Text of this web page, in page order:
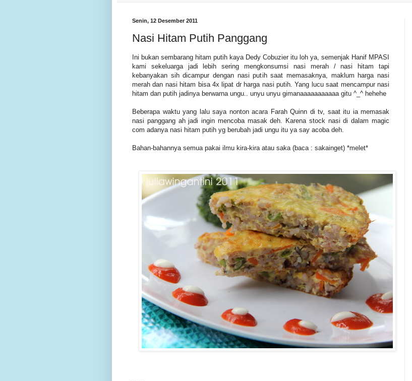
Senin, 12 Desember 2011
Nasi Hitam Putih Panggang
Ini bukan sembarang hitam putih kaya Dedy Cobuzier itu loh ya, semenjak Hanif MPASI
kami sekeluarga jadi lebih sering mengkonsumsi nasi merah / nasi hitam tapi
kebanyakan sih dicampur dengan nasi putih saat memasaknya, maklum harga nasi
merah dan nasi hitam bisa 4x lipat dr harga nasi putih. Yang lucu saat mencampur nasi
hitam dan putih jadinya berwarna ungu.. unyu unyu gimanaaaaaaaaaaa gitu ^_^ hehehe
Beberapa waktu yang lalu saya nonton acara Farah Quinn di tv, saat itu ia memasak
nasi panggang ah jadi ingin mencoba masak deh. Karena stock nasi di dalam magic
com adanya nasi hitam putih yg berubah jadi ungu itu ya say acoba deh.
Bahan-bahannya semua pakai ilmu kira-kira atau saka (baca : sakainget) *melet*